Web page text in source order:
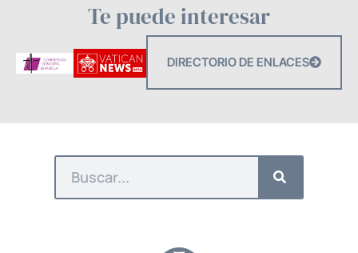
Te puede interesar
DIRECTORIO DE ENLACES